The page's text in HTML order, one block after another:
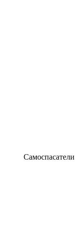
Самоспасатели